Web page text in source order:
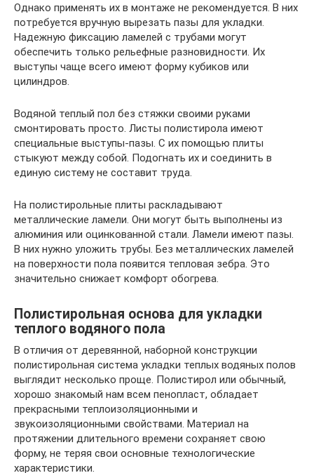
Однако применять их в монтаже не рекомендуется. В них
потребуется вручную вырезать пазы для укладки.
Надежную фиксацию ламелей с трубами могут
обеспечить только рельефные разновидности. Их
выступы чаще всего имеют форму кубиков или
цилиндров.
Водяной теплый пол без стяжки своими руками
смонтировать просто. Листы полистирола имеют
специальные выступы-пазы. С их помощью плиты
стыкуют между собой. Подогнать их и соединить в
единую систему не составит труда.
На полистирольные плиты раскладывают
металлические ламели. Они могут быть выполнены из
алюминия или оцинкованной стали. Ламели имеют пазы.
В них нужно уложить трубы. Без металлических ламелей
на поверхности пола появится тепловая зебра. Это
значительно снижает комфорт обогрева.
Полистирольная основа для укладки
теплого водяного пола
В отличия от деревянной, наборной конструкции
полистирольная система укладки теплых водяных полов
выглядит несколько проще. Полистирол или обычный,
хорошо знакомый нам всем пенопласт, обладает
прекрасными теплоизоляционными и
звукоизоляционными свойствами. Материал на
протяжении длительного времени сохраняет свою
форму, не теряя свои основные технологические
характеристики.